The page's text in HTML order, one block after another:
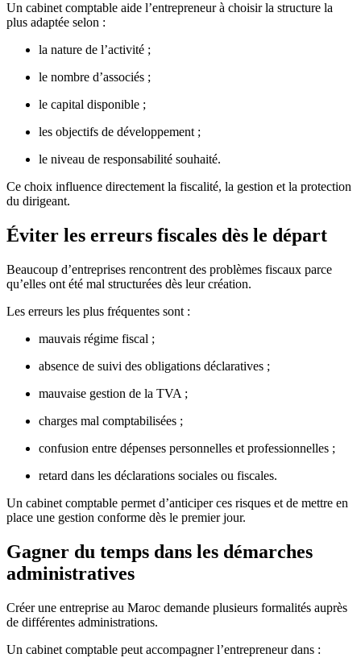
Un cabinet comptable aide l’entrepreneur à choisir la structure la
plus adaptée selon :
la nature de l’activité ;
le nombre d’associés ;
le capital disponible ;
les objectifs de développement ;
le niveau de responsabilité souhaité.
Ce choix influence directement la fiscalité, la gestion et la protection
du dirigeant.
Éviter les erreurs fiscales dès le départ
Beaucoup d’entreprises rencontrent des problèmes fiscaux parce
qu’elles ont été mal structurées dès leur création.
Les erreurs les plus fréquentes sont :
mauvais régime fiscal ;
absence de suivi des obligations déclaratives ;
mauvaise gestion de la TVA ;
charges mal comptabilisées ;
confusion entre dépenses personnelles et professionnelles ;
retard dans les déclarations sociales ou fiscales.
Un cabinet comptable permet d’anticiper ces risques et de mettre en
place une gestion conforme dès le premier jour.
Gagner du temps dans les démarches
administratives
Créer une entreprise au Maroc demande plusieurs formalités auprès
de différentes administrations.
Un cabinet comptable peut accompagner l’entrepreneur dans :